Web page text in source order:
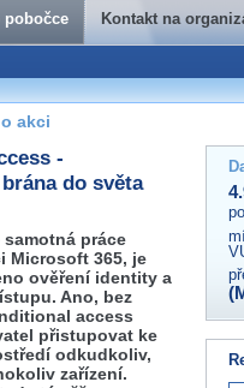
na
dotaz na organizátory
nás kontaktovat na e-mailu:
pobočce Kontakt na
akci
-
do světa
samotná práce
Microsoft 365, je
ověření identity a
Ano, bez
access
přistupovat ke
odkudkoliv,
zařízení.